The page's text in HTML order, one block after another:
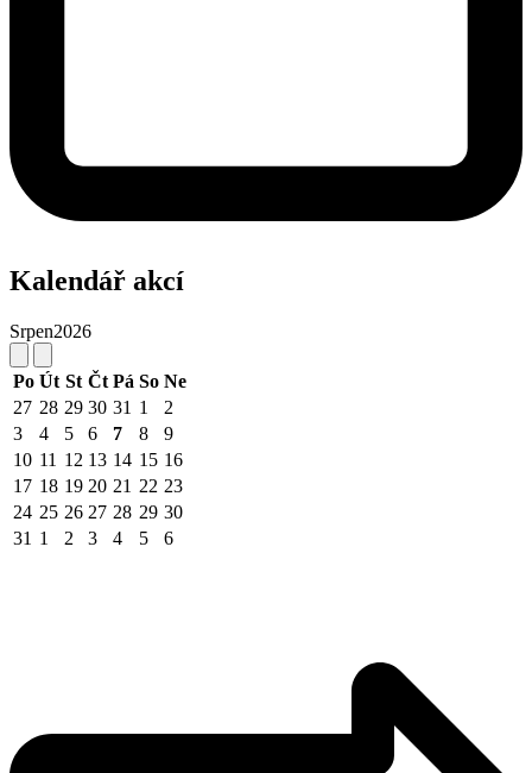
Kalendář akcí
Srpen2026
Po Út St Čt Pá So Ne
27 28 29 30 31 1
2
3
4 5 6 7 8
9
10 11 12 13 14 15 16
17 18 19 20 21 22 23
24 25 26 27 28 29 30
31 1 2 3 4 5 6